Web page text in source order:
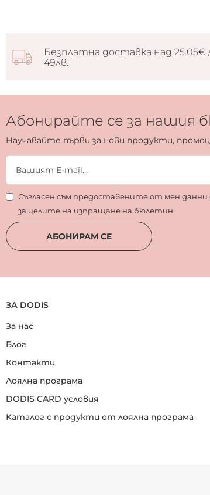
Безплатна доставка над 25.05€
49лв.
Абонирайте се за нашия
Научавайте първи за нови продукти,
Съгласен съм предоставените от мен
за целите на изпращане на бюлетин.
АБОНИРАМ СЕ
ЗА DODIS
За нас
Блог
Контакти
Лоялна програма
DODIS CARD условия
Каталог с продукти от лоялна програма